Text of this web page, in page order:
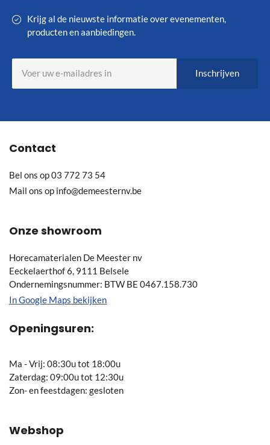
Krijg al de nieuwste informatie over evenementen,
producten en aanbiedingen.
op
Inschrijven
Contact
Bel ons op03 772 73 54
Mail ons op info@demeesternv.be
Onze showroom
Horecamaterialen De Meester nv
Eeckelaerthof 6, 9111 Belsele
Ondernemingsnummer: BTW BE 0467.158.730
In Google Maps bekijken
Openingsuren:
Ma - Vrij: 08:30u tot 18:00u
Zaterdag: 09:00u tot 12:30u
Zon- en feestdagen: gesloten
Webshop